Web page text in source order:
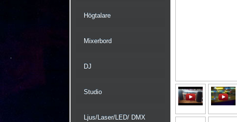
Högtalare
Mixerbord
DJ
Studio
Ljus/Laser/LED/ DMX